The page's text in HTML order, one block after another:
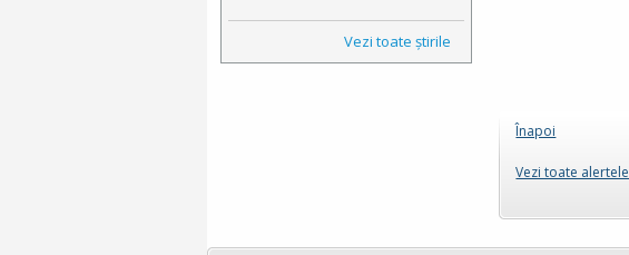
Vezi toate ştirile
Înapoi
Vezi toate alertele